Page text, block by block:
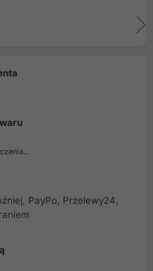
PayPo, Przelewy24,